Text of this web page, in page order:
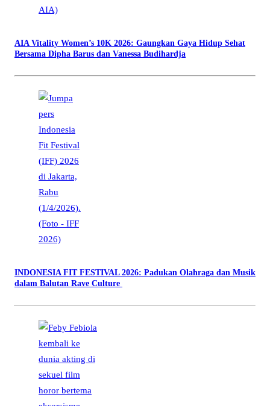
AIA Vitality Women’s 10K 2026: Gaungkan Gaya Hidup Sehat
Bersama Dipha Barus dan Vanessa Budihardja
INDONESIA FIT FESTIVAL 2026: Padukan Olahraga dan Musik
dalam Balutan Rave Culture